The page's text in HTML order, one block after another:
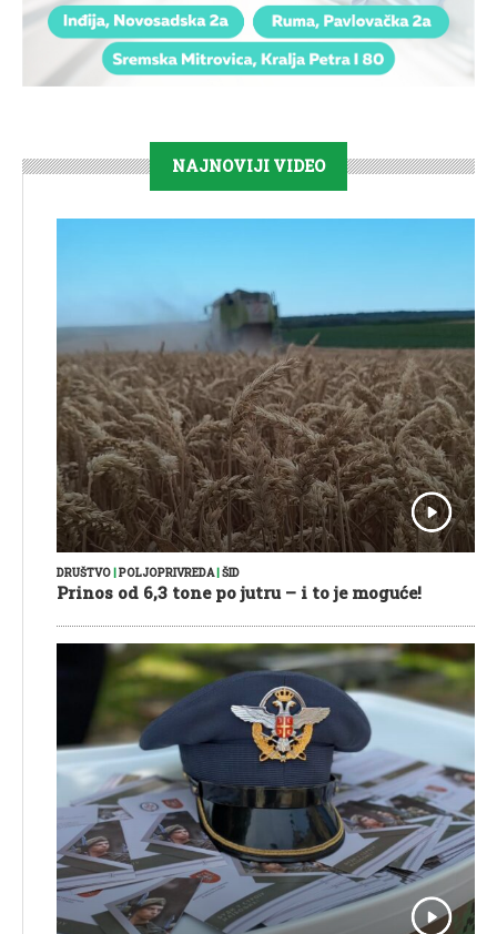
NAJNOVIJI VIDEO
DRUŠTVO POLJOPRIVREDA| ŠID
Prinos od 6,3 tone po jutru – i to je moguće!